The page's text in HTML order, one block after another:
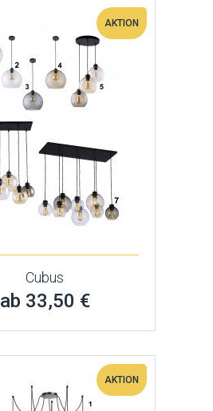
AKTION
Cubus
ab 33,50 €
AKTION